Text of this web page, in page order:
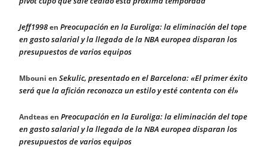
Jeff1998en Preocupación en la Euroliga: la eliminación del tope
en gasto salarial y la llegada de la NBA europea disparan los
presupuestos de varios equipos
Mbouni en Sekulic, presentado en el Barcelona: «El primer éxito
será que la afición reconozca un estilo y esté contenta con él»
Andteasen Preocupación en la Euroliga: la eliminación del tope
en gasto salarial y la llegada de la NBA europea disparan los
presupuestos de varios equipos